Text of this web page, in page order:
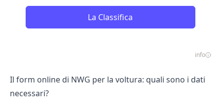
La Classifica
info
Il form online di NWG per la voltura: quali sono i dati
necessari?